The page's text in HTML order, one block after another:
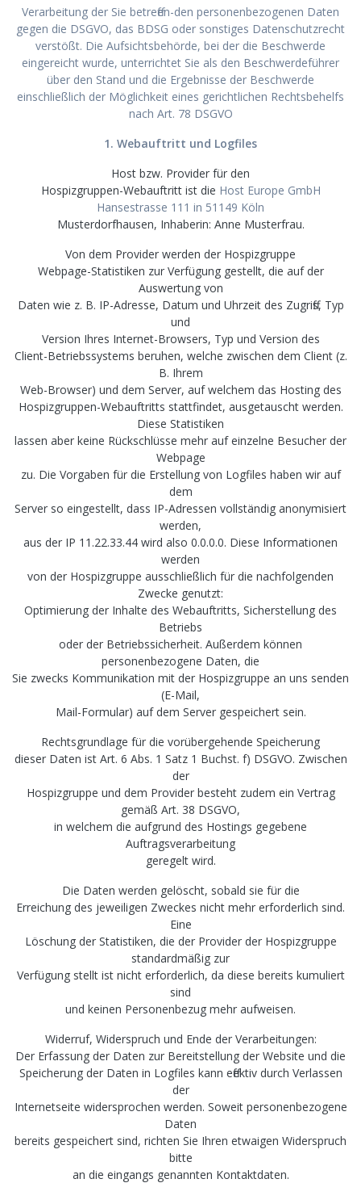
Verarbeitung der Sie betreffen-den personenbezogenen Daten
gegen die DSGVO, das BDSG oder sonstiges Datenschutzrecht
verstößt. Die Aufsichtsbehörde, bei der die Beschwerde
eingereicht wurde, unterrichtet Sie als den Beschwerdeführer
über den Stand und die Ergebnisse der Beschwerde
einschließlich der Möglichkeit eines gerichtlichen Rechtsbehelfs
nach Art. 78 DSGVO
1. Webauftritt und Logfiles
Host bzw. Provider für den
Hospizgruppen-Webauftritt ist die Host Europe GmbH
Hansestrasse 111 in 51149 Köln
Musterdorfhausen, Inhaberin: Anne Musterfrau.
Von dem Provider werden der Hospizgruppe
Webpage-Statistiken zur Verfügung gestellt, die auf der
Auswertung von
Daten wie z. B. IP-Adresse, Datum und Uhrzeit des Zugriffs, Typ
und
Version Ihres Internet-Browsers, Typ und Version des
Client-Betriebssystems beruhen, welche zwischen dem Client (z.
B. Ihrem
Web-Browser) und dem Server, auf welchem das Hosting des
Hospizgruppen-Webauftritts stattfindet, ausgetauscht werden.
Diese Statistiken
lassen aber keine Rückschlüsse mehr auf einzelne Besucher der
Webpage
zu. Die Vorgaben für die Erstellung von Logfiles haben wir auf
dem
Server so eingestellt, dass IP-Adressen vollständig anonymisiert
werden,
aus der IP 11.22.33.44 wird also 0.0.0.0. Diese Informationen
werden
von der Hospizgruppe ausschließlich für die nachfolgenden
Zwecke genutzt:
Optimierung der Inhalte des Webauftritts, Sicherstellung des
Betriebs
oder der Betriebssicherheit. Außerdem können
personenbezogene Daten, die
Sie zwecks Kommunikation mit der Hospizgruppe an uns senden
(E-Mail,
Mail-Formular) auf dem Server gespeichert sein.
Rechtsgrundlage für die vorübergehende Speicherung
dieser Daten ist Art. 6 Abs. 1 Satz 1 Buchst. f) DSGVO. Zwischen
der
Hospizgruppe und dem Provider besteht zudem ein Vertrag
gemäß Art. 38 DSGVO,
in welchem die aufgrund des Hostings gegebene
Auftragsverarbeitung
geregelt wird.
Die Daten werden gelöscht, sobald sie für die
Erreichung des jeweiligen Zweckes nicht mehr erforderlich sind.
Eine
Löschung der Statistiken, die der Provider der Hospizgruppe
standardmäßig zur
Verfügung stellt ist nicht erforderlich, da diese bereits kumuliert
sind
und keinen Personenbezug mehr aufweisen.
Widerruf, Widerspruch und Ende der Verarbeitungen:
Der Erfassung der Daten zur Bereitstellung der Website und die
Speicherung der Daten in Logfiles kann effektiv durch Verlassen
der
Internetseite widersprochen werden. Soweit personenbezogene
Daten
bereits gespeichert sind, richten Sie Ihren etwaigen Widerspruch
bitte
an die eingangs genannten Kontaktdaten.